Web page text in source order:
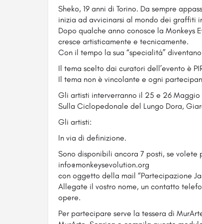
Sheko, 19 anni di Torino. Da sempre
inizia ad avvicinarsi al mondo dei graffiti
Dopo qualche anno conosce la Monkeys
cresce artisticamente e tecnicamente.
Con il tempo la sua “specialitá”
Il tema scelto dai curatori dell’evento è
Il tema non è vincolante e ogni
Gli artisti interverranno il 25 e 26 Maggio
Sulla Ciclopedonale del Lungo Dora,
Gli artisti:
In via di definizione.
Sono disponibili ancora 7 posti, se volete
info@monkeysevolution.org
con oggetto della mail “Partecipazione
Allegate il vostro nome, un contatto
opere.
Per partecipare serve la tessera di